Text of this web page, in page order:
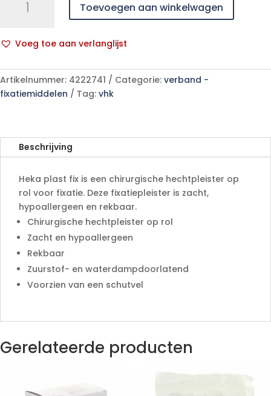
10
x
20
aantal
Toevoegen aan winkelwagen
Voeg toe aan verlanglijst
l
t
e
a
t
Artikelnummer: 4222741 Categorie: verband -
fixatiemiddelen
Tag: vhk
Beschrijving
Heka plast fix is een chirurgische hechtpleister op
rol voor fixatie. Deze fixatiepleister is zacht,
hypoallergeen en rekbaar.
Chirurgische hechtpleister op rol
Zacht en hypoallergeen
Rekbaar
Zuurstof- en waterdampdoorlatend
Voorzien van een schutvel
Gerelateerde producten